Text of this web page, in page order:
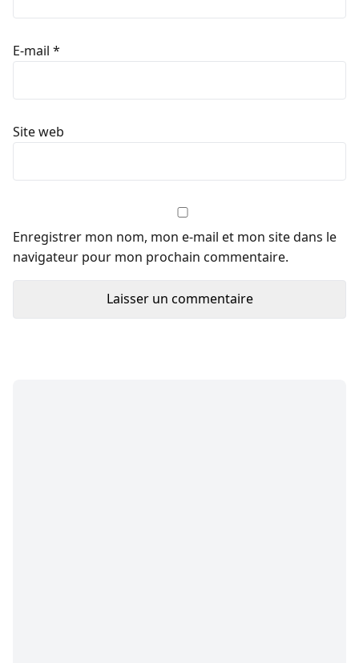
E-mail *
Site web
Enregistrer mon nom, mon e-mail et mon site dans le
navigateur pour mon prochain commentaire.